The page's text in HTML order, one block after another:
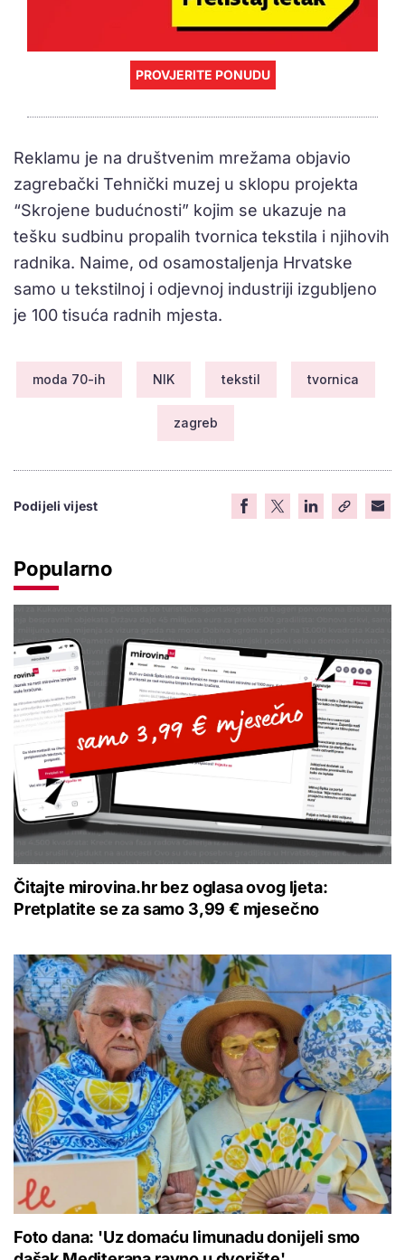
PROVJERITE PONUDU
Reklamu je na društvenim mrežama objavio
zagrebački Tehnički muzej u sklopu projekta
“Skrojene budućnosti” kojim se ukazuje na
tešku sudbinu propalih tvornica tekstila i njihovih
radnika. Naime, od osamostaljenja Hrvatske
samo u tekstilnoj i odjevnoj industriji izgubljeno
je 100 tisuća radnih mjesta.
moda 70-ih NIK tekstil tvornica
zagreb
Podijeli vijest
Popularno
Čitajte mirovina.hr bez oglasa ovog ljeta:
Pretplatite se za samo 3,99 € mjesečno
Foto dana: 'Uz domaću limunadu donijeli smo